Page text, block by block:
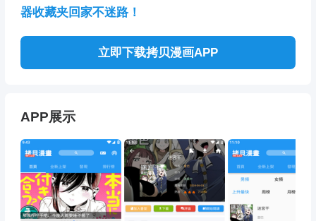
器收藏夹回家不迷路！
立即下载拷贝漫画APP
APP展示